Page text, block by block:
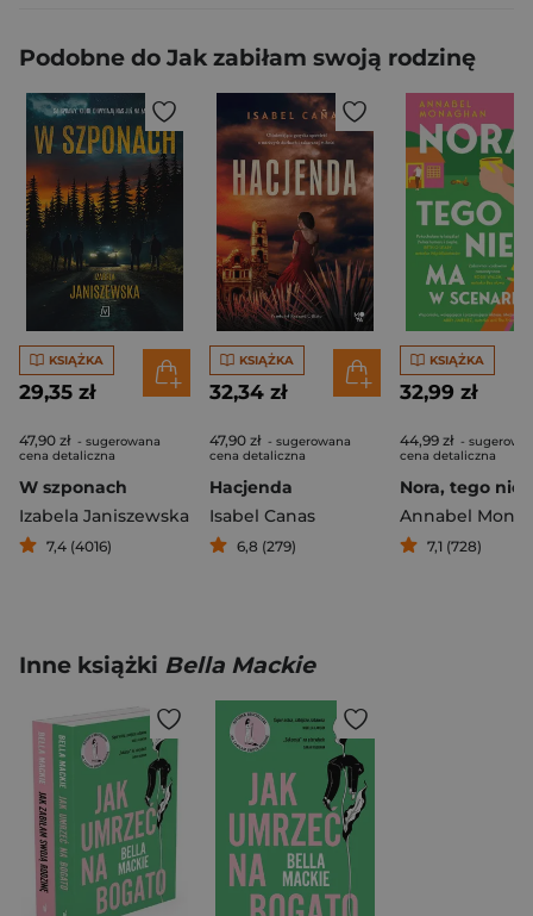
Podobne do Jak zabiłam swoją rodzinę
KSIĄŻKA
29,35 zł
47,90 zł - sugerowana
cena detaliczna
W szponach
Izabela Janiszewska
7,4 (4016)
KSIĄŻKA
32,34 zł
47,90 zł - sugerowana
cena detaliczna
Hacjenda
Isabel Canas
6,8 (279)
KSIĄŻKA
32,99 zł
44,99 zł -
cena detaliczna
Annabel
7,1 (728)
Inne książki Bella Mackie